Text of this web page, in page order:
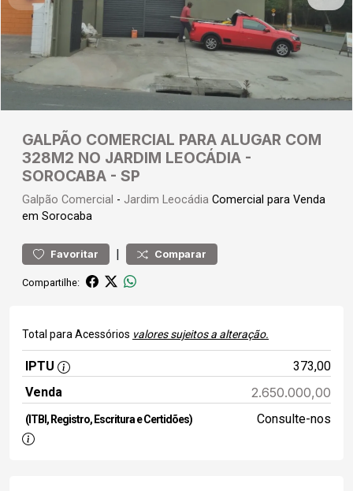
GALPÃO COMERCIAL PARA ALUGAR COM
328M2 NO JARDIM LEOCÁDIA -
SOROCABA - SP
Galpão Comercial - Jardim Leocádia Comercial para Venda
em Sorocaba
Favoritar | Comparar
Compartilhe:
Total para Acessórios valores sujeitos a alteração.
IPTU
373,00
Venda
2.650.000,00
(ITBI, Registro, Escritura e Certidões) Consulte-nos